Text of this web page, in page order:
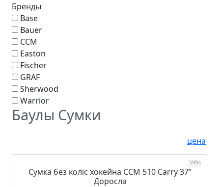
Бренды
Base
Bauer
CCM
Easton
Fischer
GRAF
Sherwood
Warrior
Баулы Сумки
цена
5994
Сумка без коліс хокейна CCM 510 Carry 37ʼʼ
Доросла